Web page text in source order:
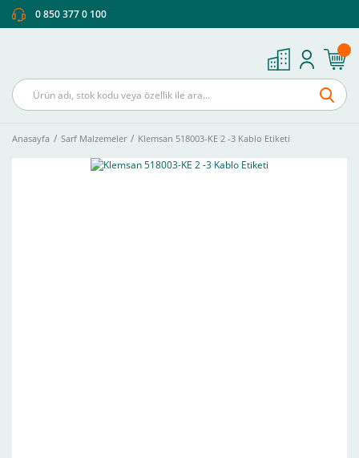
0 850 377 0 100
Anasayfa Sarf Malzemeler Klemsan 518003-KE 2 -3 Kablo Etiketi